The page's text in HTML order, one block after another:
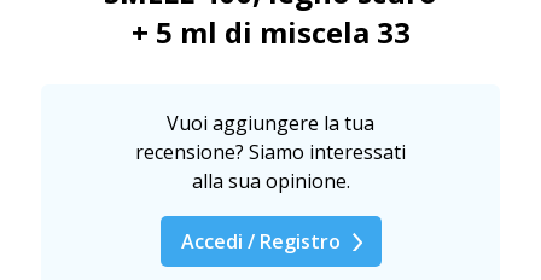
+ 5 ml di miscela 33
Vuoi aggiungere la tua
recensione? Siamo interessati
alla sua opinione.
Accedi / Registro